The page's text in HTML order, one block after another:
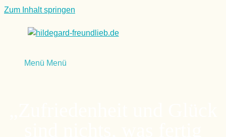
Zum Inhalt springen
Menü Menü